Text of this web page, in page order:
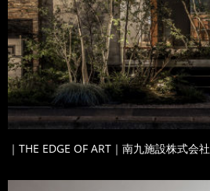
｜THE EDGE OF ART｜南九施設株式会社